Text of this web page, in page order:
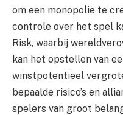
om een monopolie te
controle over het spel
Risk, waarbij
kan het opstellen van
winstpotentieel
bepaalde risico’s en
spelers van groot